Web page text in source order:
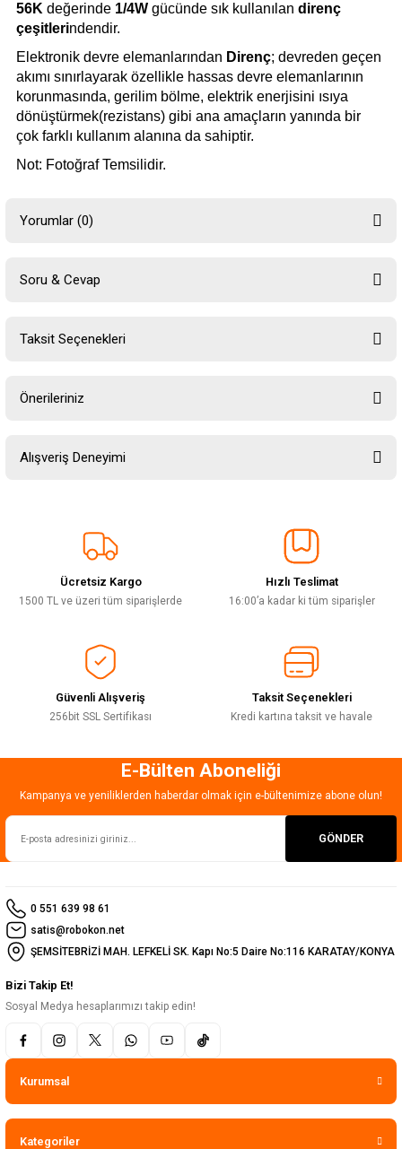
56K değerinde 1/4W gücünde sık kullanılan direnç
çeşitlerindendir.
Elektronik devre elemanlarından Direnç; devreden geçen
akımı sınırlayarak özellikle hassas devre elemanlarının
korunmasında, gerilim bölme, elektrik enerjisini ısıya
dönüştürmek(rezistans) gibi ana amaçların yanında bir
çok farklı kullanım alanına da sahiptir.
Not: Fotoğraf Temsilidir.
Yorumlar (0)
Soru & Cevap
Taksit Seçenekleri
Önerileriniz
Bu ürünün fiyat bilgisi, resim, ürün açıklamalarında ve diğer konularda
yetersiz gördüğünüz noktaları öneri formunu kullanarak tarafımıza
Ürün resmi kalitesiz, bozuk veya görüntülenemiyor.
Ürün açıklamasında eksik bilgiler bulunuyor.
Ürün bilgilerinde hatalar bulunuyor.
Bu ürüne benzer farklı alternatifler olmalı.
Gönder
Alışveriş Deneyimi
Deneyimini Paylaş
Ücretsiz Kargo
1500 TL ve üzeri tüm siparişlerde
Hızlı Teslimat
16:00’a kadar ki tüm siparişler
Güvenli Alışveriş
256bit SSL Sertifikası
Taksit Seçenekleri
Kredi kartına taksit ve havale
E-Bülten Aboneliği
Kampanya ve yeniliklerden haberdar olmak için e-bültenimize abone olun!
GÖNDER
0 551 639 98 61
satis@robokon.net
ŞEMSİTEBRİZİ MAH. LEFKELİ SK. Kapı No:5 Daire No:116 KARATAY/KONYA
Bizi Takip Et!
Sosyal Medya hesaplarımızı takip edin!
Kurumsal
Kategoriler